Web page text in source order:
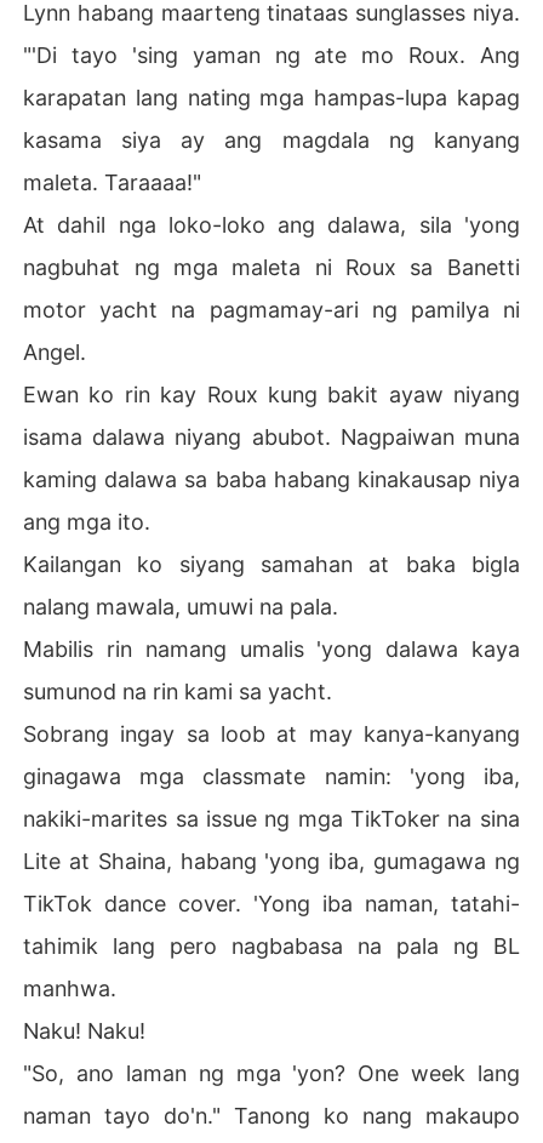
Lynn habang maarteng tinataas sunglasses niya.
"'Di tayo 'sing yaman ng ate mo Roux. Ang
karapatan lang nating mga hampas-lupa kapag
kasama siya ay ang magdala ng kanyang
maleta. Taraaaa!"
At dahil nga loko-loko ang dalawa, sila 'yong
nagbuhat ng mga maleta ni Roux sa Banetti
motor yacht na pagmamay-ari ng pamilya ni
Angel.
Ewan ko rin kay Roux kung bakit ayaw niyang
isama dalawa niyang abubot. Nagpaiwan muna
kaming dalawa sa baba habang kinakausap niya
ang mga ito.
Kailangan ko siyang samahan at baka bigla
nalang mawala, umuwi na pala.
Mabilis rin namang umalis 'yong dalawa kaya
sumunod na rin kami sa yacht.
Sobrang ingay sa loob at may kanya-kanyang
ginagawa mga classmate namin: 'yong iba,
nakiki-marites sa issue ng mga TikToker na sina
Lite at Shaina, habang 'yong iba, gumagawa ng
TikTok dance cover. 'Yong iba naman, tatahi-
tahimik lang pero nagbabasa na pala ng BL
manhwa.
Naku! Naku!
"So, ano laman ng mga 'yon? One week lang
naman tayo do'n." Tanong ko nang makaupo